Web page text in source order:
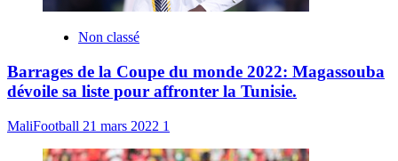
Non classé
Barrages de la Coupe du monde 2022: Magassouba
dévoile sa liste pour affronter la Tunisie.
MaliFootball 21 mars 2022 1